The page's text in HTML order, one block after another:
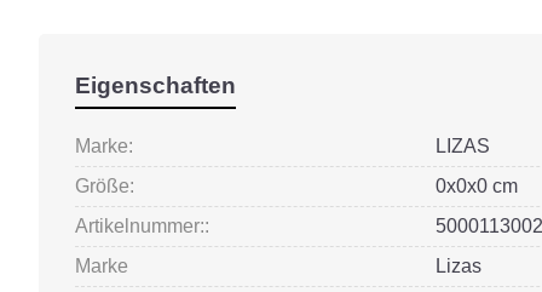
Eigenschaften
Marke:
LIZAS
Größe:
0x0x0 cm
Artikelnummer::
Marke
Lizas